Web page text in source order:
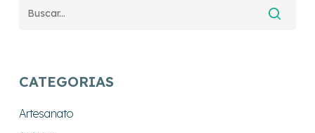
CATEGORIAS
Artesanato